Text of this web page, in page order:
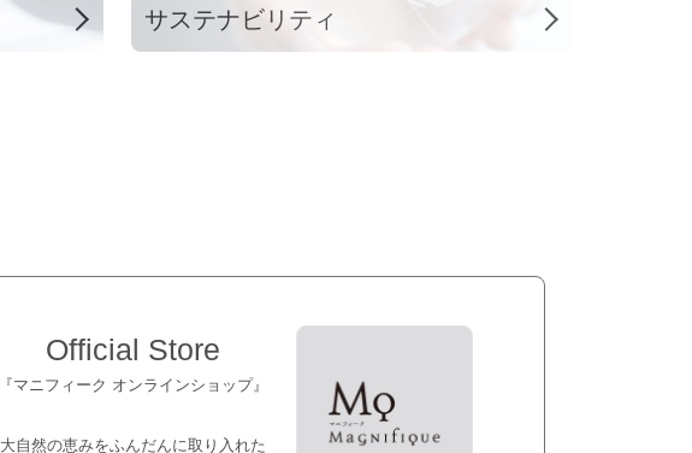
サステナビリティ
Official Store
『マニフィーク オンラインショップ』
大自然の恵みをふんだんに取り入れた